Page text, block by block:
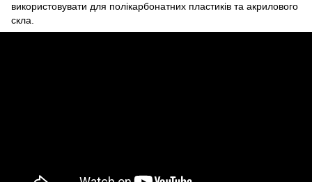
використовувати для полікарбонатних пластиків та акрилового
скла.